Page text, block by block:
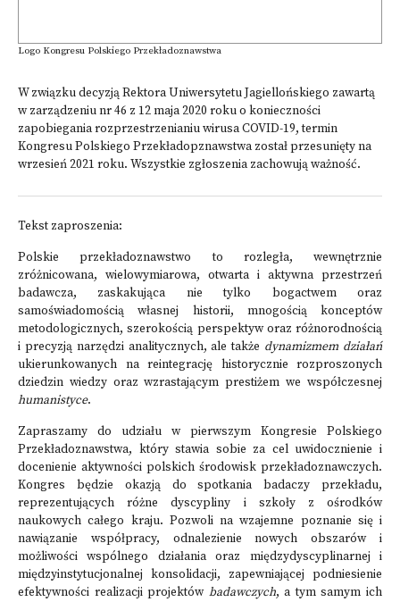
Logo Kongresu Polskiego Przekładoznawstwa
W związku decyzją Rektora Uniwersytetu Jagiellońskiego zawartą
w zarządzeniu nr 46 z 12 maja 2020 roku o konieczności
zapobiegania rozprzestrzenianiu wirusa COVID-19, termin
Kongresu Polskiego Przekładopznawstwa został przesunięty na
wrzesień 2021 roku. Wszystkie zgłoszenia zachowują ważność.
Tekst zaproszenia:
Polskie przekładoznawstwo to rozległa, wewnętrznie
zróżnicowana, wielowymiarowa, otwarta i aktywna przestrzeń
badawcza, zaskakująca nie tylko bogactwem oraz
samoświadomością własnej historii, mnogością konceptów
metodologicznych, szerokością perspektyw oraz różnorodnością
i precyzją narzędzi analitycznych, ale także dynamizmem działań
ukierunkowanych na reintegrację historycznie rozproszonych
dziedzin wiedzy oraz wzrastającym prestiżem we współczesnej
humanistyce.
Zapraszamy do udziału w pierwszym Kongresie Polskiego
Przekładoznawstwa, który stawia sobie za cel uwidocznienie i
docenienie aktywności polskich środowisk przekładoznawczych.
Kongres będzie okazją do spotkania badaczy przekładu,
reprezentujących różne dyscypliny i szkoły z ośrodków
naukowych całego kraju. Pozwoli na wzajemne poznanie się i
nawiązanie współpracy, odnalezienie nowych obszarów i
możliwości wspólnego działania oraz międzydyscyplinarnej i
międzyinstytucjonalnej konsolidacji, zapewniającej podniesienie
efektywności realizacji projektów badawczych, a tym samym ich